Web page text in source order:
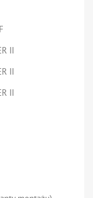
II
II
II